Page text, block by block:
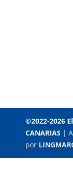
©2022-2026
CANARIAS |
por